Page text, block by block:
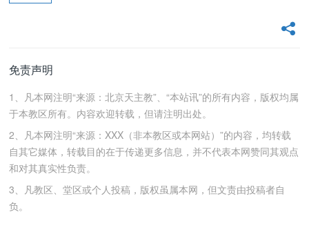
免责声明
1、凡本网注明“来源：北京天主教”、“本站讯”的所有内容，版权均属
于本教区所有。内容欢迎转载，但请注明出处。
2、凡本网注明“来源：XXX（非本教区或本网站）”的内容，均转载
自其它媒体，转载目的在于传递更多信息，并不代表本网赞同其观点
和对其真实性负责。
3、凡教区、堂区或个人投稿，版权虽属本网，但文责由投稿者自
负。